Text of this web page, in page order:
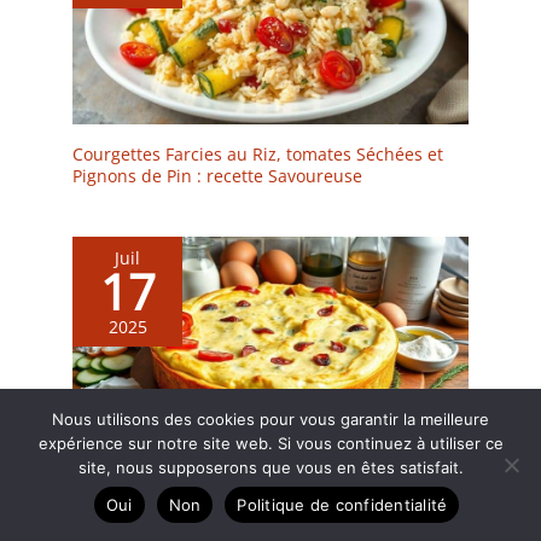
Courgettes Farcies au Riz, tomates Séchées et
Pignons de Pin : recette Savoureuse
Juil
17
2025
Cake chèvre, courgette, chorizo : la recette
savoureuse
Nous utilisons des cookies pour vous garantir la meilleure
expérience sur notre site web. Si vous continuez à utiliser ce
site, nous supposerons que vous en êtes satisfait.
Oui
Non Politique de confidentialité